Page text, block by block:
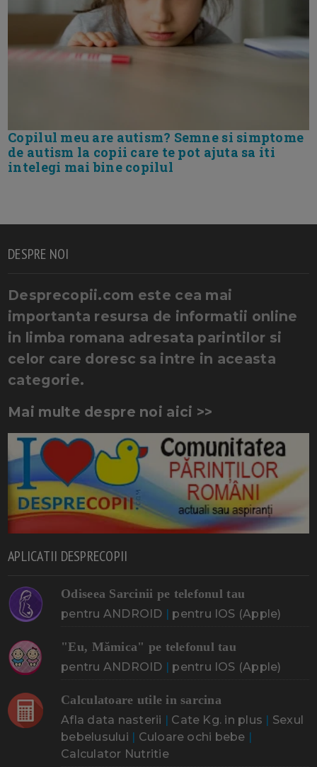
Copilul meu are autism? Semne si simptome
de autism la copii care te pot ajuta sa iti
intelegi mai bine copilul
DESPRE NOI
Desprecopii.com este cea mai
importanta resursa de informatii online
in limba romana adresata parintilor si
celor care doresc sa intre in aceasta
categorie.
Mai multe despre noi aici >>
APLICATII DESPRECOPII
Odiseea Sarcinii pe telefonul tau
pentru ANDROID | pentru IOS (Apple)
"Eu, Mămica" pe telefonul tau
pentru ANDROID | pentru IOS (Apple)
Calculatoare utile in sarcina
Afla data nasterii | Cate Kg. in plus | Sexul
bebelusului | Culoare ochi bebe |
Calculator Nutritie